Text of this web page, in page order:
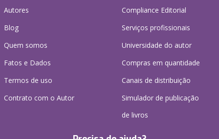
Autores
Blog
Quem somos
Fatos e Dados
Termos de uso
Contrato com o Autor
Compliance Editorial
Serviços profissionais
Universidade do autor
Compras em quantidade
Canais de distribuição
Simulador de publicação
de livros